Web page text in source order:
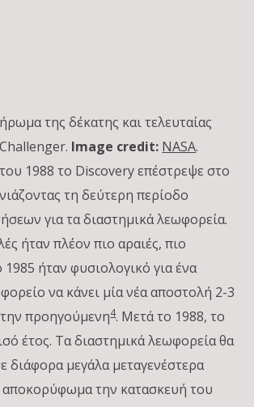
της δέκατης και τελευταίας
Image credit: NASA.
1988 το Discovery επέστρεψε στο
τη δεύτερη περίοδο
για τα διαστημικά λεωφορεία.
ήταν πλέον πιο αραιές, πιο
1985 ήταν φυσιολογικό για ένα
να κάνει μία νέα αποστολή 2-3
προηγούμενη4. Μετά το 1988, το
έτος. Τα διαστημικά λεωφορεία θα
διάφορα μεγάλα μεταγενέστερα
αποκορύφωμα την κατασκευή του